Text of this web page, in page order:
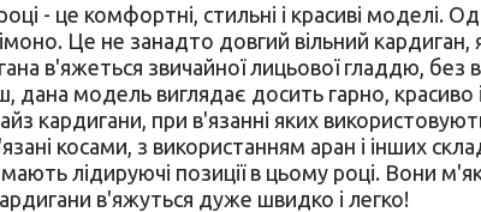
- це комфортні, стильні і красиві моделі.
Це не занадто довгий вільний
в'яжеться звичайної лицьової гладдю, без
дана модель виглядає досить гарно,
кардигани, при в'язанні яких
косами, з використанням аран і інших
лідируючі позиції в цьому році. Вони
в'яжуться дуже швидко і легко!